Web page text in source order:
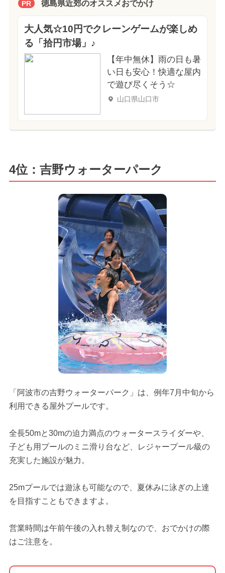
PR 徳島県近郊のオススメおでかけ
大人気☆10円でクレーンゲームが楽しめ
る「拾円市場」♪
【年中無休】雨の日も暑
い日も安心！快適な屋内
で遊び尽くそう☆
山口県山口市
4位：吉野ウォーターパーク
「阿波市の吉野ウォーターパーク」は、例年7月中旬から
利用できる屋外プールです。
全長50mと30mの迫力満点のウォータースライダーや、
子ども用プールのミニ滑り台など、レジャープール級の
充実した施設が魅力。
25mプールでは遊泳も可能なので、夏休みに泳ぎの上達
を目指すこともできますよ。
営業時間は午前午後の入れ替え制なので、おでかけの際
はご注意を。